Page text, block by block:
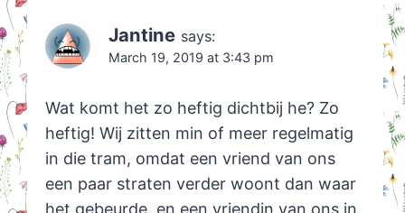
Jantine says:
March 19, 2019 at 3:43 pm
Wat komt het zo heftig dichtbij he? Zo
heftig! Wij zitten min of meer regelmatig
in die tram, omdat een vriend van ons
een paar straten verder woont dan waar
het gebeurde, en een vriendin van ons in